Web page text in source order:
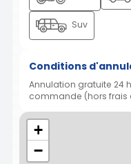
Suv
Conditions
Annulation gratuite 24
commande (hors frais
+
−